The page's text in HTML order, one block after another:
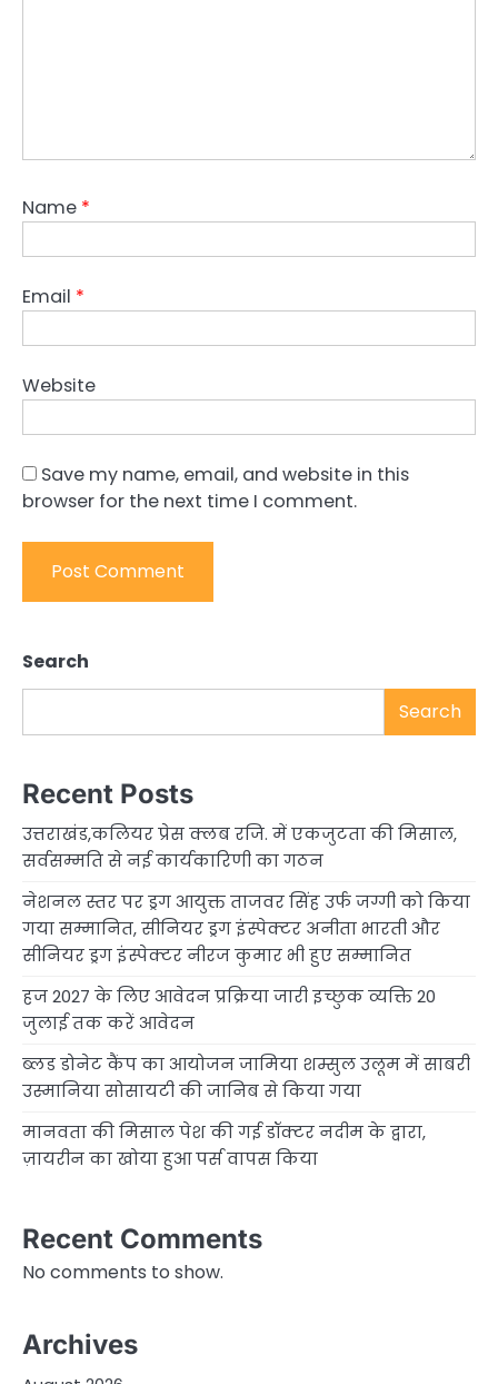
Name *
Email *
Website
Save my name, email, and website in this
browser for the next time I comment.
Search
Search
Recent Posts
उत्तराखंड,कलियर प्रेस क्लब रजि. में एकजुटता की मिसाल,
सर्वसम्मति से नई कार्यकारिणी का गठन
नेशनल स्तर पर ड्रग आयुक्त ताजवर सिंह उर्फ जग्गी को किया
गया सम्मानित, सीनियर ड्रग इंस्पेक्टर अनीता भारती और
सीनियर ड्रग इंस्पेक्टर नीरज कुमार भी हुए सम्मानित
हज 2027 के लिए आवेदन प्रक्रिया जारी इच्छुक व्यक्ति 20
जुलाई तक करें आवेदन
ब्लड डोनेट कैंप का आयोजन जामिया शम्सुल उलूम में साबरी
उस्मानिया सोसायटी की जानिब से किया गया
मानवता की मिसाल पेश की गई डॉक्टर नदीम के द्वारा,
ज़ायरीन का खोया हुआ पर्स वापस किया
Recent Comments
No comments to show.
Archives